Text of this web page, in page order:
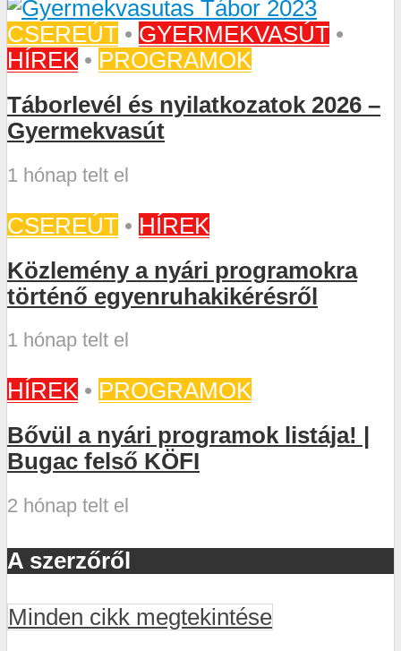
CSEREÚT • GYERMEKVASÚT •
HÍREK • PROGRAMOK
Táborlevél és nyilatkozatok 2026 –
Gyermekvasút
1 hónap telt el
CSEREÚT • HÍREK
Közlemény a nyári programokra
történő egyenruhakikérésről
1 hónap telt el
HÍREK • PROGRAMOK
Bővül a nyári programok listája! |
Bugac felső KÖFI
2 hónap telt el
A szerzőről
Minden cikk megtekintése